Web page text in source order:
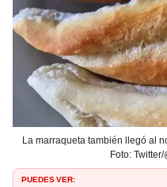
La marraqueta también llegó al
Foto:
PUEDES VER: